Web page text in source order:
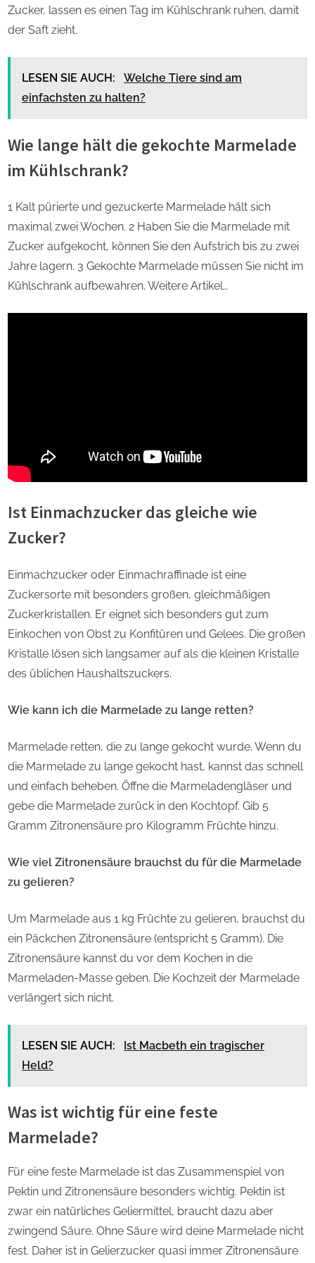
Zucker, lassen es einen Tag im Kühlschrank ruhen, damit
der Saft zieht.
LESEN SIE AUCH:
Welche Tiere sind am
einfachsten zu halten?
Wie lange hält die gekochte Marmelade
im Kühlschrank?
1 Kalt pürierte und gezuckerte Marmelade hält sich
maximal zwei Wochen. 2 Haben Sie die Marmelade mit
Zucker aufgekocht, können Sie den Aufstrich bis zu zwei
Jahre lagern. 3 Gekochte Marmelade müssen Sie nicht im
Kühlschrank aufbewahren. Weitere Artikel…
Ist Einmachzucker das gleiche wie
Zucker?
Einmachzucker oder Einmachraffinade ist eine
Zuckersorte mit besonders großen, gleichmäßigen
Zuckerkristallen. Er eignet sich besonders gut zum
Einkochen von Obst zu Konfitüren und Gelees. Die großen
Kristalle lösen sich langsamer auf als die kleinen Kristalle
des üblichen Haushaltszuckers.
Wie kann ich die Marmelade zu lange retten?
Marmelade retten, die zu lange gekocht wurde. Wenn du
die Marmelade zu lange gekocht hast, kannst das schnell
und einfach beheben. Öffne die Marmeladengläser und
gebe die Marmelade zurück in den Kochtopf. Gib 5
Gramm Zitronensäure pro Kilogramm Früchte hinzu.
Wie viel Zitronensäure brauchst du für die Marmelade
zu gelieren?
Um Marmelade aus 1 kg Früchte zu gelieren, brauchst du
ein Päckchen Zitronensäure (entspricht 5 Gramm). Die
Zitronensäure kannst du vor dem Kochen in die
Marmeladen-Masse geben. Die Kochzeit der Marmelade
verlängert sich nicht.
LESEN SIE AUCH:
Ist Macbeth ein tragischer
Held?
Was ist wichtig für eine feste
Marmelade?
Für eine feste Marmelade ist das Zusammenspiel von
Pektin und Zitronensäure besonders wichtig. Pektin ist
zwar ein natürliches Geliermittel, braucht dazu aber
zwingend Säure. Ohne Säure wird deine Marmelade nicht
fest. Daher ist in Gelierzucker quasi immer Zitronensäure